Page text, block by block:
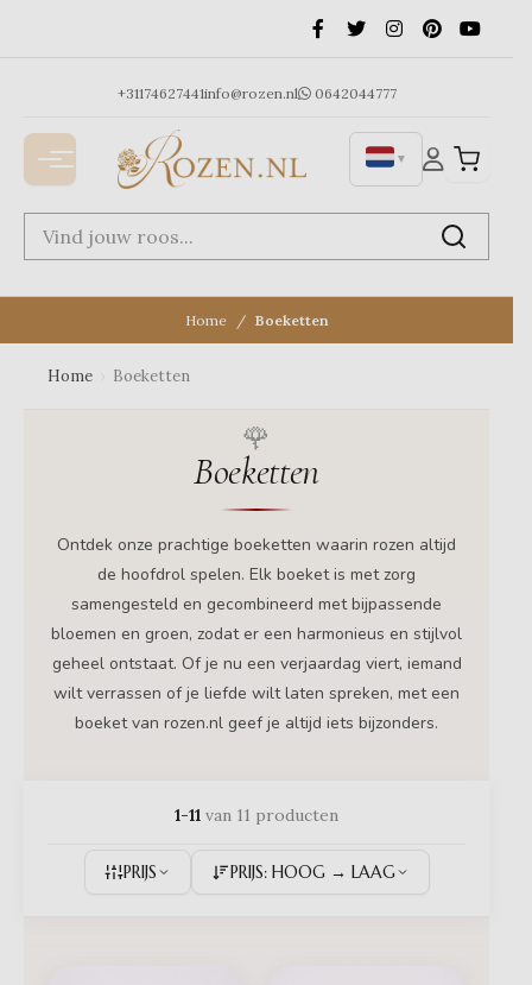
+31174627441info@rozen.nl 0642044777
▼
Home Boeketten
Home Boeketten
Boeketten
Ontdek onze prachtige boeketten waarin rozen altijd
de hoofdrol spelen. Elk boeket is met zorg
samengesteld en gecombineerd met bijpassende
bloemen en groen, zodat er een harmonieus en stijlvol
geheel ontstaat. Of je nu een verjaardag viert, iemand
wilt verrassen of je liefde wilt laten spreken, met een
boeket van rozen.nl geef je altijd iets bijzonders.
1-11 van 11 producten
PRIJS PRIJS: HOOG → LAAG